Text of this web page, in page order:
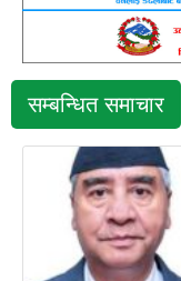
सम्बन्धित समाचार